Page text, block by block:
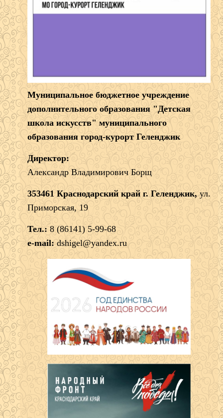
Муниципальное бюджетное учреждение
дополнительного образования "Детская
школа искусств" муниципального
образования город-курорт Геленджик
Директор:
Александр Владимирович Борщ
353461 Краснодарский край г. Геленджик, ул.
Приморская, 19
Тел.: 8 (86141) 5-99-68
e-mail: dshigel@yandex.ru